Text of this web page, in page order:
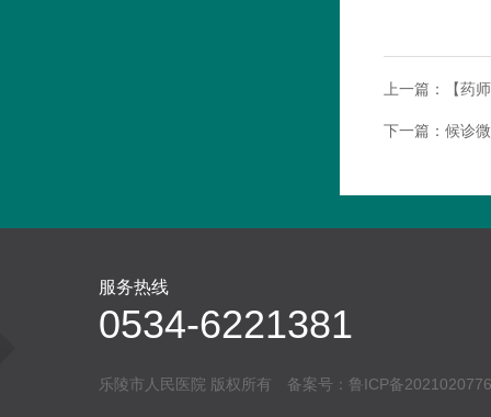
上一篇： 【药
下一篇： 候诊
服务热线
0534-6221381
乐陵市人民医院 版权所有 备案号： 鲁ICP备